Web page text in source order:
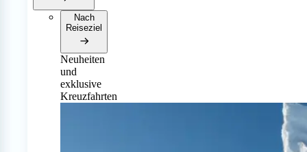
Nach
Reiseziel
Neuheiten
und
exklusive
Kreuzfahrten